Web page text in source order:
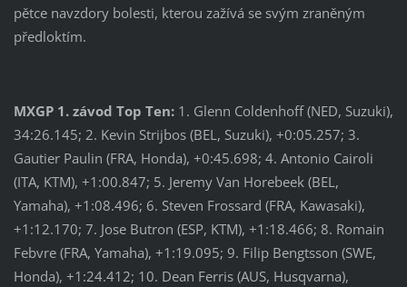
pětce navzdory bolesti, kterou zažívá se svým zraněným
předloktím.
MXGP 1. závod Top Ten: 1. Glenn Coldenhoff (NED, Suzuki),
34:26.145; 2. Kevin Strijbos (BEL, Suzuki), +0:05.257; 3.
Gautier Paulin (FRA, Honda), +0:45.698; 4. Antonio Cairoli
(ITA, KTM), +1:00.847; 5. Jeremy Van Horebeek (BEL,
Yamaha), +1:08.496; 6. Steven Frossard (FRA, Kawasaki),
+1:12.170; 7. Jose Butron (ESP, KTM), +1:18.466; 8. Romain
Febvre (FRA, Yamaha), +1:19.095; 9. Filip Bengtsson (SWE,
Honda), +1:24.412; 10. Dean Ferris (AUS, Husqvarna),